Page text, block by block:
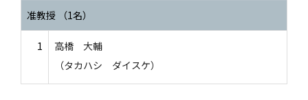
准教授 （1名）
1
高橋 大輔
（タカハシ ダイスケ）